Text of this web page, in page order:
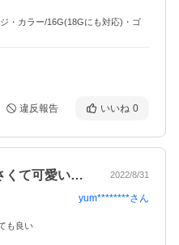
・カラー/16G(18Gにも対応)・ゴ
違反報告 いいね 0
2mmを購入しました。小さくて可愛い！… 2022/8/31
yum********さん
も良い